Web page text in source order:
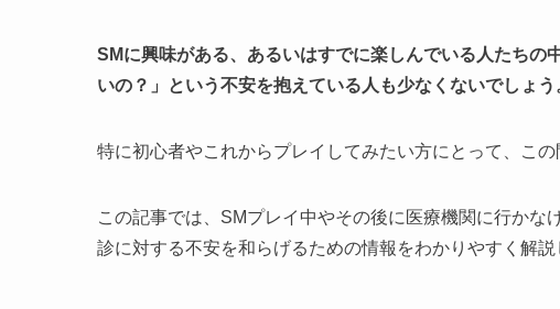
SMに興味がある、あるいはすでに楽しんでいる人たち
いの？」という不安を抱えている人も少なくないでしょう
特に初心者やこれからプレイしてみたい方にとって、この
この記事では、SMプレイ中やその後に医療機関に行か
診に対する不安を和らげるための情報をわかりやすく解説